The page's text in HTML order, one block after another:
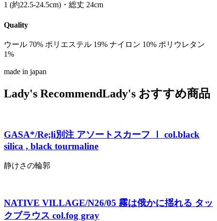
1 (約22.5-24.5cm)・総丈 24cm
Quality
ウール 70% ポリエステル 19% ナイロン 10% ポリウレタン
1%
made in japan
Lady's RecommendLady's おすすめ商品
GASA*/Re;li別注 アソートスカーフ Ⅰ col.black
silica , black tourmaline
静けさの輪郭
NATIVE VILLAGE/N26/05 霧は俄かに揺れる タッ
クブラウス col.fog gray